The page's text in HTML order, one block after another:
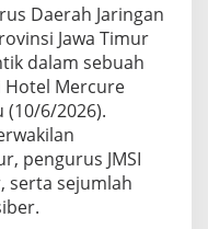
Daerah Jaringan
Jawa Timur
dalam sebuah
Hotel Mercure
(10/6/2026).
pengurus JMSI
serta sejumlah